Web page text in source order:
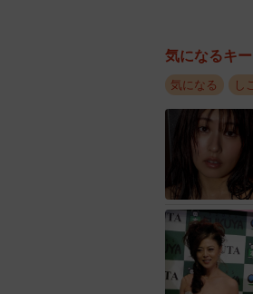
（11.6％）
かりました。
気になるキ
気になる し